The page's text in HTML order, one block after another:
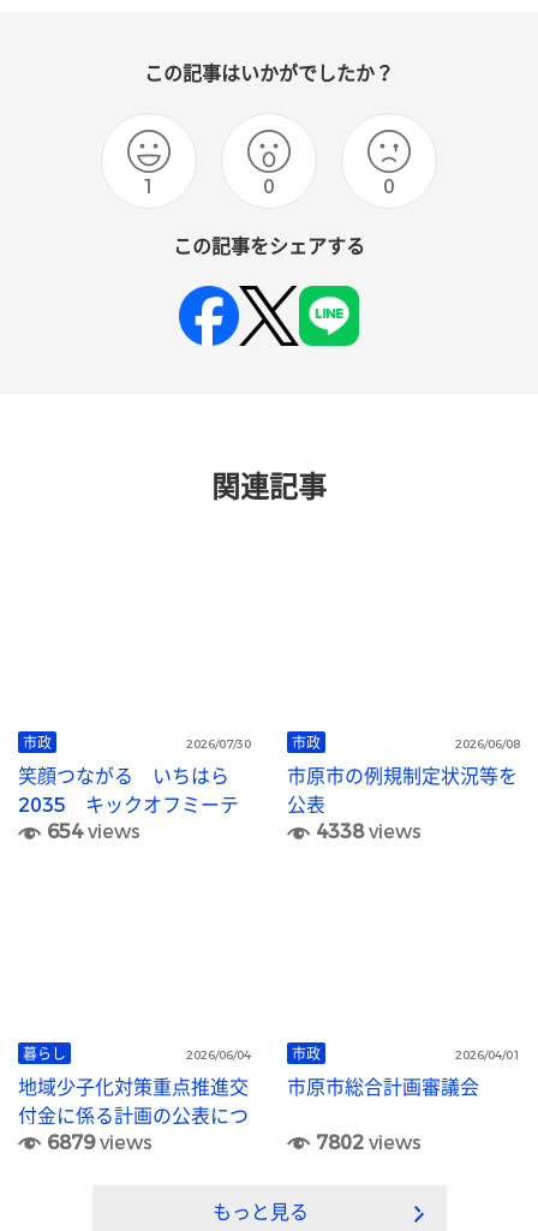
この記事はいかがでしたか？
1 0 0
この記事をシェアする
関連記事
市政 2026/07/30
笑顔つながる いちはら
2035 キックオフミーテ
ィングを開催しました！
654views
市政 2026/06/08
市原市の例規制定状況等を
公表
4338views
暮らし 2026/06/04
地域少子化対策重点推進交
付金に係る計画の公表につ
いて6879views
市政 2026/04/01
市原市総合計画審議会
7802views
もっと見る